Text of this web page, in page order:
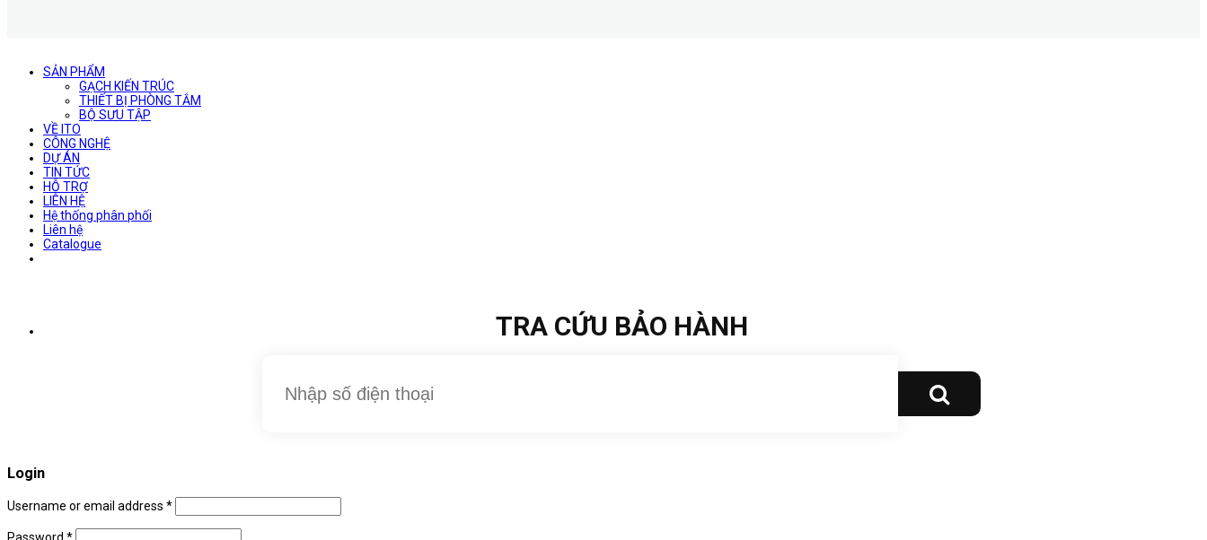
SẢN PHẨM
GẠCH KIẾN TRÚC
THIẾT BỊ PHÒNG TẮM
BỘ SƯU TẬP
VỀ ITO
CÔNG NGHỆ
DỰ ÁN
TIN TỨC
HỖ TRỢ
LIÊN HỆ
Hệ thống phân phối
Liên hệ
Catalogue
TRA CỨU BẢO HÀNH
Login
Username or email address *